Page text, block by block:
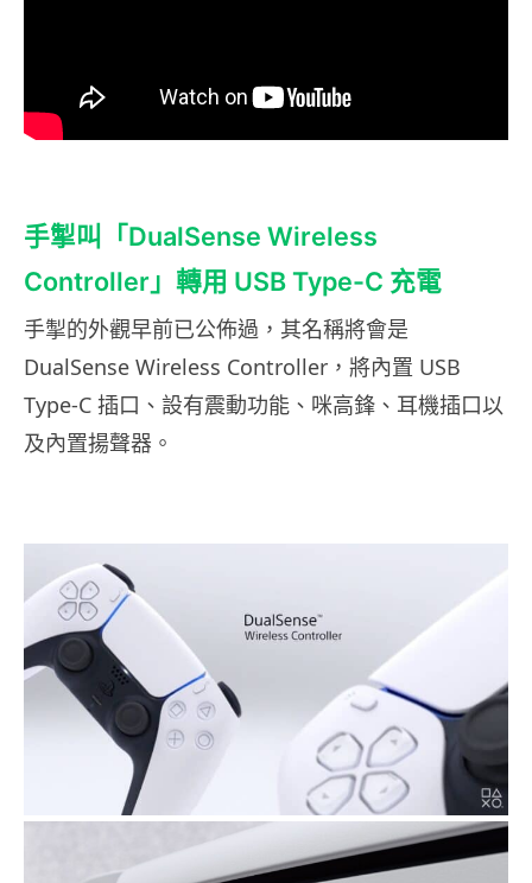
手掣叫「DualSense Wireless
Controller」轉用 USB Type-C 充電
手掣的外觀早前已公佈過，其名稱將會是
DualSense Wireless Controller，將內置 USB
Type-C 插口、設有震動功能、咪高鋒、耳機插口以
及內置揚聲器。